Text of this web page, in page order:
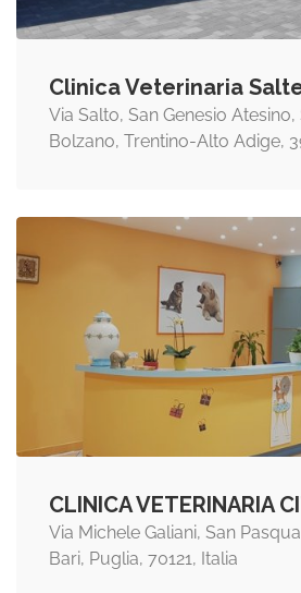
Clinica Veterinaria
Via Salto, San Genesio
Bolzano, Trentino-Alto Adige,
CLINICA VETERINARIA
Via Michele Galiani, San
Bari, Puglia, 70121, Italia